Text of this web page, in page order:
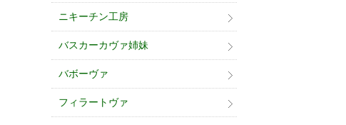
ニキーチン工房
バスカーカヴァ姉妹
バボーヴァ
フィラートヴァ